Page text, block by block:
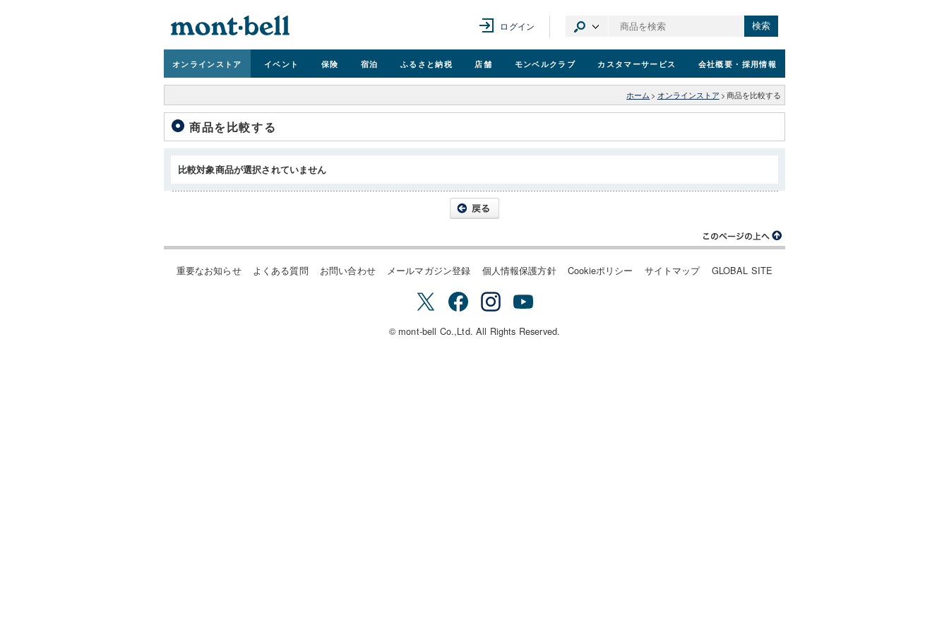
ログイン 検索
オンラインストア イベント 保険 宿泊 ふるさと納税 店舗 モンベルクラブ カスタマーサービス 会社概要 ・採用情報
ホーム > オンラインストア > 商品を比較する
商品を比較する
比較対象商品が選択されていません
重要なお知らせ よくある質問 お問い合わせ メールマガジン登録 個人情報保護方針 Cookieポリシー サイトマップ GLOBAL SITE
© mont-bell Co.,Ltd. All Rights Reserved.